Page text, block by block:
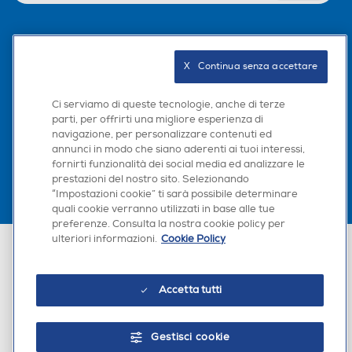
Scarica la nostra app
Euronics Italia SpA. Sede legale Via Montefeltro, 6/a 20156 Milano
Ci serviamo di queste tecnologie, anche di terze
parti, per offrirti una migliore esperienza di
navigazione, per personalizzare contenuti ed
annunci in modo che siano aderenti ai tuoi interessi,
fornirti funzionalità dei social media ed analizzare le
prestazioni del nostro sito. Selezionando
“Impostazioni cookie” ti sarà possibile determinare
quali cookie verranno utilizzati in base alle tue
preferenze. Consulta la nostra cookie policy per
ulteriori informazioni. Cookie Policy
Accetta tutti
Gestisci cookie
X   Continua senza accettare